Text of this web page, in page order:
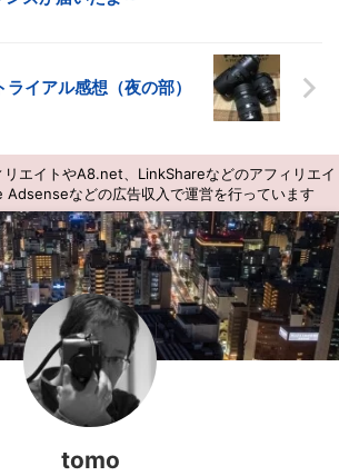
ライアル感想（夜の部）
リエイトやA8.net、LinkShareなどのアフィリエイ
Adsenseなどの広告収入で運営を行っています
tomo